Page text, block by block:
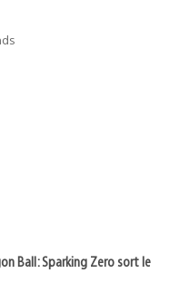
Ball: Sparking Zero sort le